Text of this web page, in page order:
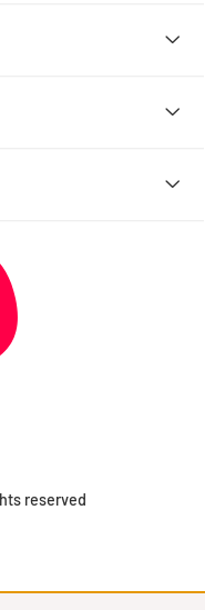
reserved